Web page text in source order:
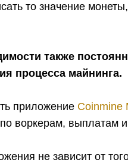
то значение
также
процесса майнинга.
приложение Coinmine
по воркерам, выплатам
не зависит от